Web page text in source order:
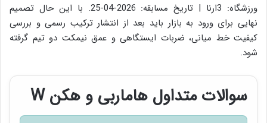
ورزشگاه: 3ارنا | تاریخ مسابقه: 2026-04-25. با این حال تصمیم
نهایی برای ورود به بازار باید بعد از انتشار ترکیب رسمی و بررسی
کیفیت خط میانی، ضربات ایستگاهی و عمق نیمکت دو تیم گرفته
شود.
سوالات متداول هاماربی و هکن W